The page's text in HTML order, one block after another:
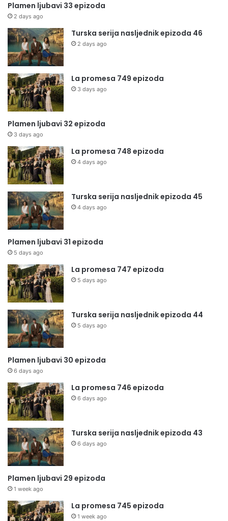
Plamen ljubavi 33 epizoda
2 days ago
Turska serija nasljednik epizoda 46
2 days ago
La promesa 749 epizoda
3 days ago
Plamen ljubavi 32 epizoda
3 days ago
La promesa 748 epizoda
4 days ago
Turska serija nasljednik epizoda 45
4 days ago
Plamen ljubavi 31 epizoda
5 days ago
La promesa 747 epizoda
5 days ago
Turska serija nasljednik epizoda 44
5 days ago
Plamen ljubavi 30 epizoda
6 days ago
La promesa 746 epizoda
6 days ago
Turska serija nasljednik epizoda 43
6 days ago
Plamen ljubavi 29 epizoda
1 week ago
La promesa 745 epizoda
1 week ago